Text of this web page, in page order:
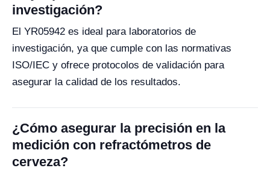
investigación?
El YR05942 es ideal para laboratorios de
investigación, ya que cumple con las normativas
ISO/IEC y ofrece protocolos de validación para
asegurar la calidad de los resultados.
¿Cómo asegurar la precisión en la
medición con refractómetros de
cerveza?